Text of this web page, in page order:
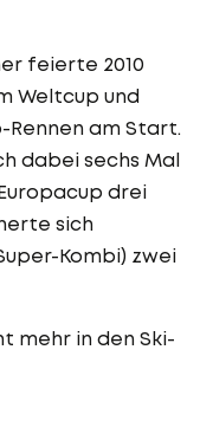
feierte 2010
Weltcup und
am Start.
dabei sechs Mal
drei
sich
Kombi) zwei
mehr in den Ski-